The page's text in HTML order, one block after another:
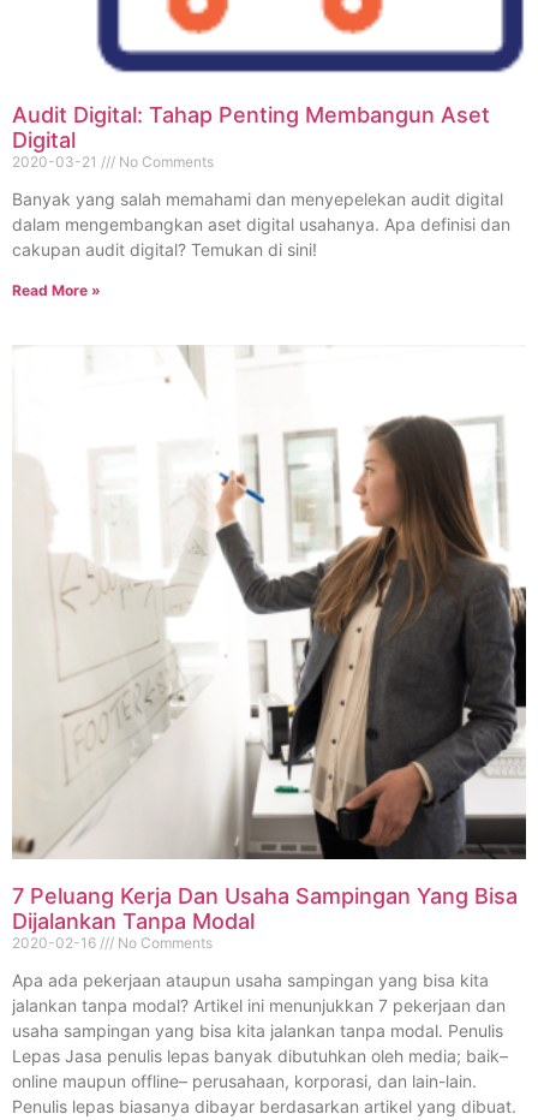
Audit Digital: Tahap Penting Membangun Aset
Digital
2020-03-21 No Comments
Banyak yang salah memahami dan menyepelekan audit digital
dalam mengembangkan aset digital usahanya. Apa definisi dan
cakupan audit digital? Temukan di sini!
Read More »
7 Peluang Kerja Dan Usaha Sampingan Yang Bisa
Dijalankan Tanpa Modal
2020-02-16 No Comments
Apa ada pekerjaan ataupun usaha sampingan yang bisa kita
jalankan tanpa modal? Artikel ini menunjukkan 7 pekerjaan dan
usaha sampingan yang bisa kita jalankan tanpa modal. Penulis
Lepas Jasa penulis lepas banyak dibutuhkan oleh media; baik–
online maupun offline– perusahaan, korporasi, dan lain-lain.
Penulis lepas biasanya dibayar berdasarkan artikel yang dibuat.